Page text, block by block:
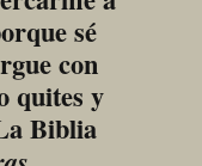
sé
con
quites y
Biblia